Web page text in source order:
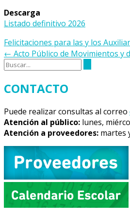
Descarga
Listado definitivo 2026
Navegación
de
la
entrada
Felicitaciones para las y los
← Acto Público de Movimientos y
CONTACTO
Puede realizar consultas al correo
Atención al público: lunes,
Atención a proveedores: martes